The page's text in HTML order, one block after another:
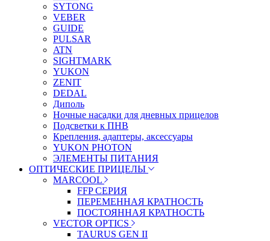
SYTONG
VEBER
GUIDE
PULSAR
ATN
SIGHTMARK
YUKON
ZENIT
DEDAL
Диполь
Ночные насадки для дневных прицелов
Подсветки к ПНВ
Крепления, адаптеры, аксессуары
YUKON PHOTON
ЭЛЕМЕНТЫ ПИТАНИЯ
ОПТИЧЕСКИЕ ПРИЦЕЛЫ
MARCOOL
FFP СЕРИЯ
ПЕРЕМЕННАЯ КРАТНОСТЬ
ПОСТОЯННАЯ КРАТНОСТЬ
VECTOR OPTICS
TAURUS GEN II